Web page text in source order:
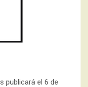
publicará el 6 de